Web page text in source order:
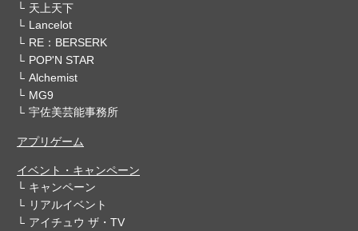
天上天下
Lancelot
RE：BERSERK
POP'N STAR
Alchemist
MG9
宇佐美芸能事務所
アプリゲーム
イベント・キャンペーン
キャンペーン
リアルイベント
アイチュウ ザ・TV